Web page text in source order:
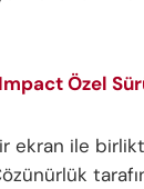
Özel
ekran ile